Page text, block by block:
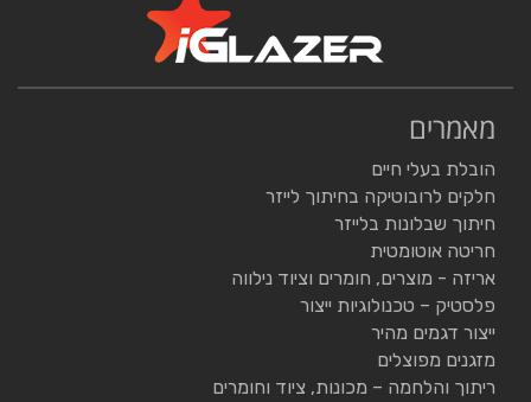
מאמרים
הובלת בעלי חיים
חלקים לרובוטיקה בחיתוך לייזר
חיתוך שבלונות בלייזר
חריטה אוטומטית
אריזה - מוצרים, חומרים וציוד נילווה
פלסטיק – טכנולוגיות ייצור
ייצור דגמים מהיר
מזגנים מפוצלים
ריתוך והלחמה – מכונות, ציוד וחומרים